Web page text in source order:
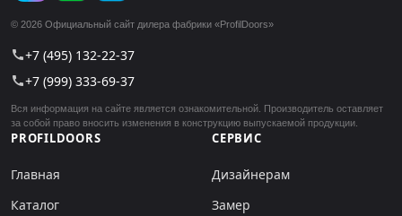
© 2026 Официальный сайт дилера фабрики «ProfilDoors»
call+7 (495) 132-22-37
call+7 (999) 333-69-37
Вся информация на сайте является ознакомительной. Производитель оставляет
за собой право вносить изменения в конструкцию выпускаемой продукции.
PROFILDOORS
Главная
Каталог
СЕРВИС
Дизайнерам
Замер